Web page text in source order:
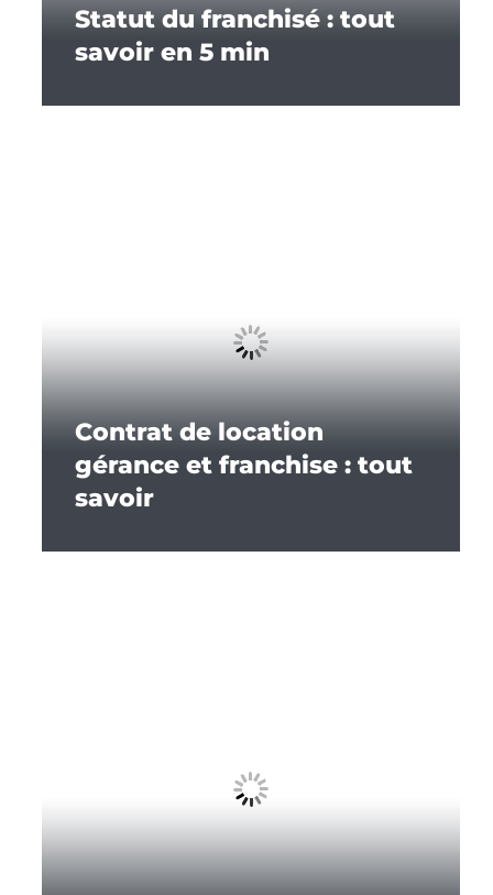
Statut du franchisé : tout
savoir en 5 min
Contrat de location
gérance et franchise : tout
savoir